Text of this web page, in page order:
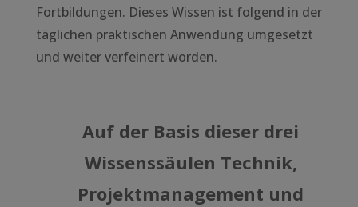
Fortbildungen. Dieses Wissen ist folgend in der
täglichen praktischen Anwendung umgesetzt
und weiter verfeinert worden.
Auf der Basis dieser drei
Wissenssäulen Technik,
Projektmanagement und